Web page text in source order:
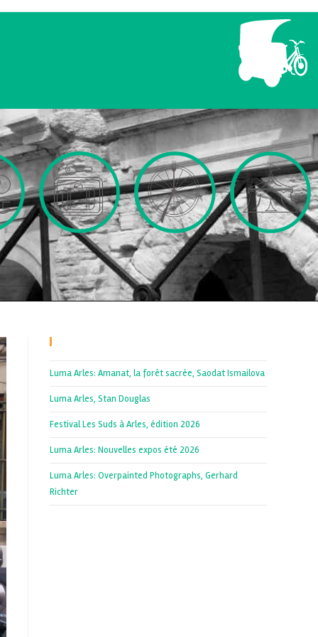
Luma Arles: Amanat, la forêt sacrée, Saodat Ismailova
Luma Arles, Stan Douglas
Festival Les Suds à Arles, édition 2026
Luma Arles: Nouvelles expos été 2026
Luma Arles: Overpainted Photographs, Gerhard
Richter